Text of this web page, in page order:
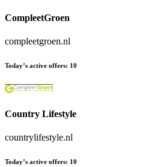
CompleetGroen
compleetgroen.nl
Today’s active offers: 10
Country Lifestyle
countrylifestyle.nl
Today’s active offers: 10